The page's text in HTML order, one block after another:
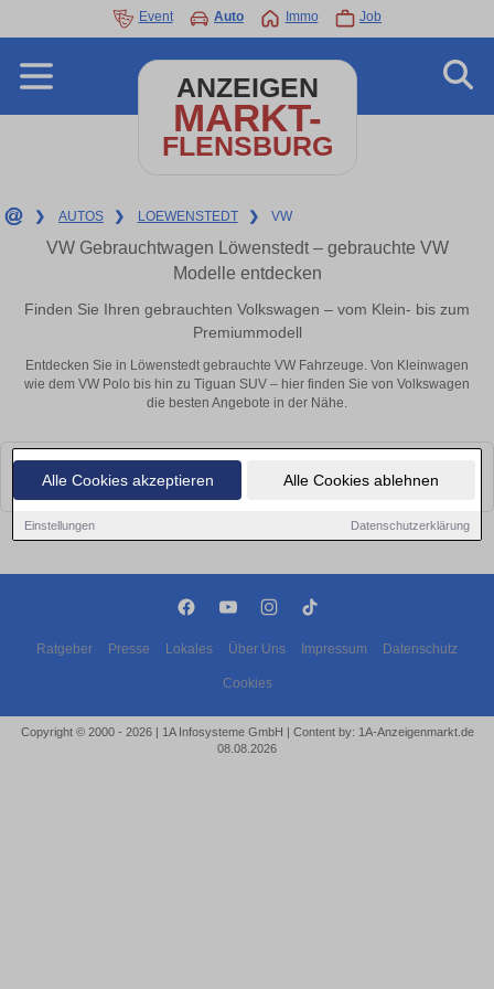
Alle Cookies akzeptieren Alle Cookies ablehnen
Einstellungen Datenschutzerklärung
Event Auto Immo Job
ANZEIGEN
MARKT-
FLENSBURG
❯ AUTOS ❯ LOEWENSTEDT ❯ VW
VW Gebrauchtwagen Löwenstedt – gebrauchte VW
Modelle entdecken
Finden Sie Ihren gebrauchten Volkswagen – vom Klein- bis zum
Premiummodell
Entdecken Sie in Löwenstedt gebrauchte VW Fahrzeuge. Von Kleinwagen
wie dem VW Polo bis hin zu Tiguan SUV – hier finden Sie von Volkswagen
die besten Angebote in der Nähe.
Leider konnten wir derzeit keine passenden Autos finden. Schauen Sie
bald wieder vorbei!
Ratgeber Presse Lokales Über Uns Impressum Datenschutz
Cookies
Copyright © 2000 - 2026 | 1A Infosysteme GmbH | Content by: 1A-Anzeigenmarkt.de
08.08.2026